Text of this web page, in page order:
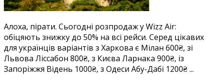
квитки
Італію
600₴,
Португалію
800₴,
на
Алоха, пірати. Сьогодні розпродаж у Wizz Air:
обіцяють знижку до 50% на всі рейси. Серед цікавих
для українців варіантів з Харкова є Мілан 600₴, зі
Львова Ліссабон 800₴, з Києва Ларнака 900₴, із
Запоріжжя Відень 1000₴, з Одеси Абу-Дабі 1200₴ ...